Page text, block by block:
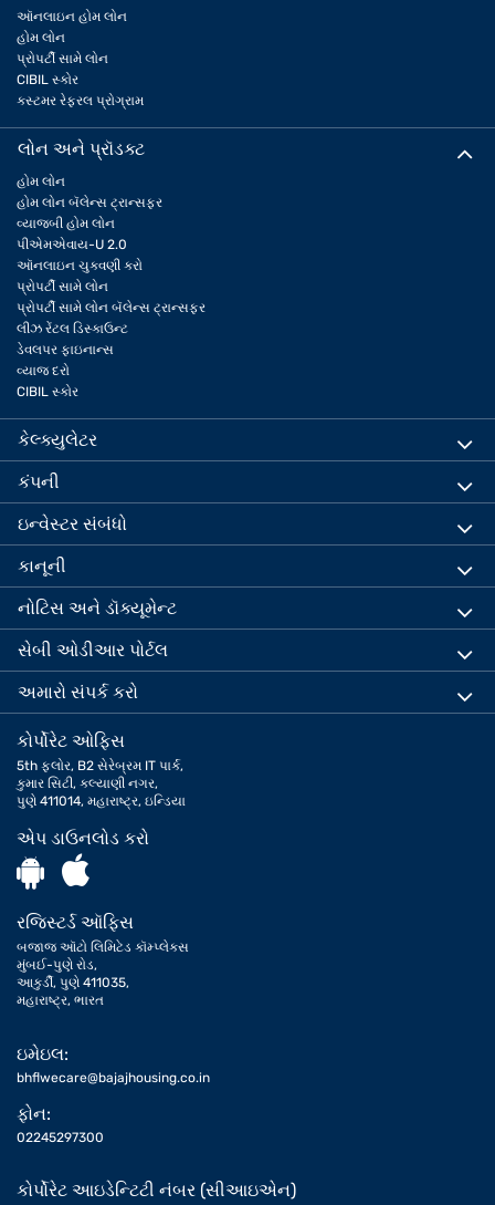
ઑનલાઇન હોમ લોન
હોમ લોન
પ્રોપર્ટી સામે લોન
CIBIL સ્કોર
કસ્ટમર રેફરલ પ્રોગ્રામ
લોન અને પ્રૉડક્ટ
હોમ લોન
હોમ લોન બૅલેન્સ ટ્રાન્સફર
વ્યાજબી હોમ લોન
પીએમએવાય-U 2.0
ઑનલાઇન ચુકવણી કરો
પ્રોપર્ટી સામે લોન
પ્રોપર્ટી સામે લોન બૅલેન્સ ટ્રાન્સફર
લીઝ રેંટલ ડિસ્કાઉન્ટ
ડેવલપર ફાઇનાન્સ
વ્યાજ દરો
CIBIL સ્કોર
કેલ્ક્યુલેટર
કંપની
ઇન્વેસ્ટર સંબંધો
કાનૂની
નોટિસ અને ડૉક્યૂમેન્ટ
સેબી ઓડીઆર પોર્ટલ
અમારો સંપર્ક કરો
કોર્પોરેટ ઓફિસ
5th ફ્લોર, B2 સેરેબ્રમ IT પાર્ક,
કુમાર સિટી, કલ્યાણી નગર,
પુણે 411014, મહારાષ્ટ્ર, ઇન્ડિયા
એપ ડાઉનલોડ કરો
રજિસ્ટર્ડ ઑફિસ
બજાજ ઑટો લિમિટેડ કૉમ્પ્લેક્સ
મુંબઈ-પુણે રોડ,
આકુર્ડી, પુણે 411035,
મહારાષ્ટ્ર, ભારત
ઇમેઇલ:
bhflwecare@bajajhousing.co.in
ફોન:
02245297300
કોર્પોરેટ આઇડેન્ટિટી નંબર (સીઆઇએન)